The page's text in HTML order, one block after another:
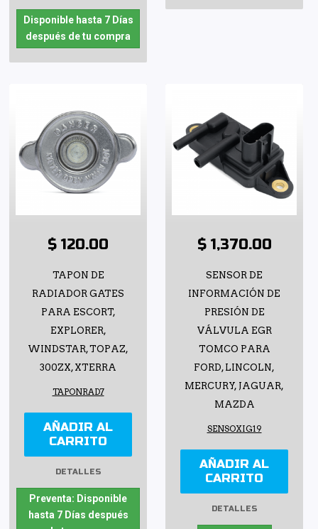
Disponible hasta 7 Días
después de tu compra
$ 120.00
TAPON DE
RADIADOR GATES
PARA ESCORT,
EXPLORER,
WINDSTAR, TOPAZ,
300ZX, XTERRA
TAPONRAD7
AÑADIR AL
CARRITO
DETALLES
Preventa: Disponible
hasta 7 Días después
$ 1,370.00
SENSOR DE
INFORMACIÓN DE
PRESIÓN DE
VÁLVULA EGR
TOMCO PARA
FORD, LINCOLN,
MERCURY, JAGUAR,
MAZDA
SENSOXIG19
AÑADIR AL
CARRITO
DETALLES